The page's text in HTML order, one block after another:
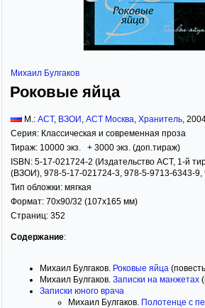
Михаил Булгаков
Роковые яйца
М.: АСТ, ВЗОИ , АСТ Москва, Хранитель,
Серия: Классическая и современная проза
Тираж: 10000 экз. + 3000 экз. (доп.тираж)
ISBN: 5-17-021724-2 (Издательство АСТ, 1-й
(ВЗОИ), 978-5-17-021724-3, 978-5-9713-6343-9,
Тип обложки: мягкая
Формат: 70x90/32 (107x165 мм)
Страниц: 352
Содержание:
Михаил Булгаков. Роковые яйца
Михаил Булгаков. Записки на манжетах
Записки юного врача
Михаил Булгаков. Полотенце с